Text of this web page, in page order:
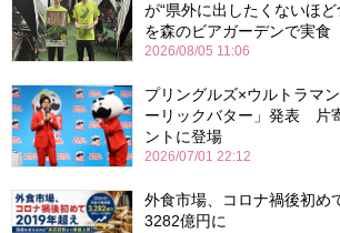
が“県外に出したくないほ
を森のビアガーデンで実食
2026/08/05 11:06
プリングルズ×ウルトラマ
ーリックバター」発表 片
ントに登場
2026/07/01 22:12
外食市場、コロナ禍後初
3282億円に